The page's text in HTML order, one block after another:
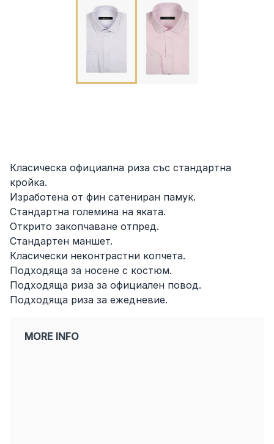
Класическа официална риза със стандартна
кройка.
Изработена от фин сатениран памук.
Стандартна големина на яката.
Открито закопчаване отпред.
Стандартен маншет.
Класически неконтрастни копчета.
Подходяща за носене с костюм.
Подходяща риза за официален повод.
Подходяща риза за ежедневие.
MORE INFO